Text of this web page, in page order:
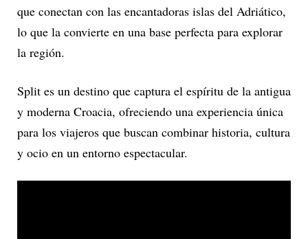
que conectan con las encantadoras islas del Adriático,
lo que la convierte en una base perfecta para explorar
la región.
Split es un destino que captura el espíritu de la antigua
y moderna Croacia, ofreciendo una experiencia única
para los viajeros que buscan combinar historia, cultura
y ocio en un entorno espectacular.